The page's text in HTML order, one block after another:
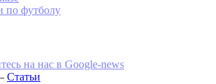
по футболу
на наc в Google-news
Статьи